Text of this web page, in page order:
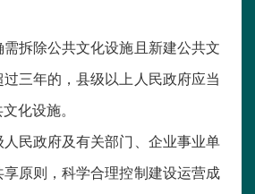
拆除公共文化设施且新建公共文
三年的，县级以上人民政府应当
化设施。
民政府及有关部门、企业事业单
原则，科学合理控制建设运营成